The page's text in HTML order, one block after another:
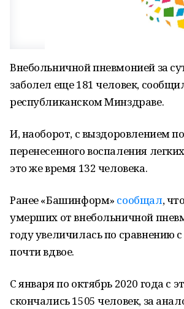
Внебольничной пневмонией за
заболел еще 181 человек,
республиканском Минздраве.
И, наоборот, с выздоровлением
перенесенного воспаления
это же время 132 человека.
Ранее «Башинформ» сообщал,
умерших от внебольничной
году увеличилась по
почти вдвое.
С января по октябрь 2020 года с
скончались 1505 человек, за